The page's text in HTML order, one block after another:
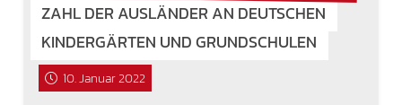
ZAHL DER AUSLÄNDER AN DEUTSCHEN
KINDERGÄRTEN UND GRUNDSCHULEN
10. Januar 2022